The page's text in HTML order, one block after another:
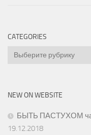
CATEGORIES
Categories
NEW ON WEBSITE
БЫТЬ ПАСТУХОМ
19.12.2018